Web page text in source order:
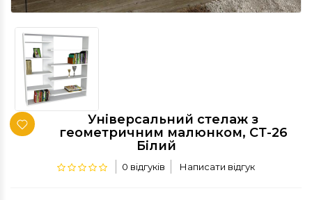
Універсальний стелаж з
геометричним малюнком, СТ-26
Білий
0 відгуків Написати відгук